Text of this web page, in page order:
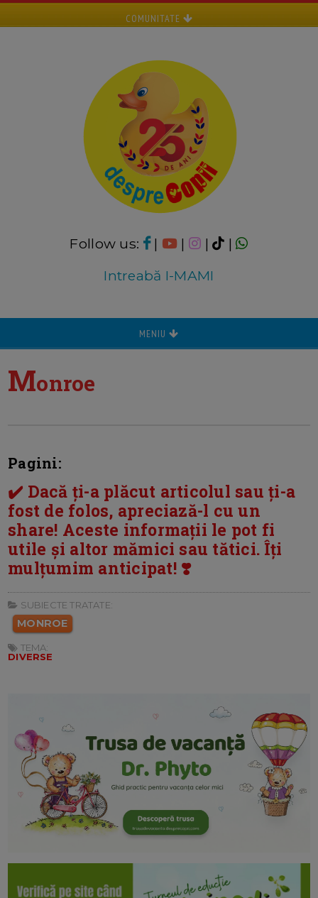
COMUNITATE
Follow us: | | |
|
Intreabă I-MAMI
MENIU
Monroe
Pagini:
✔️ Dacă ți-a plăcut articolul sau ți-a
fost de folos, apreciază-l cu un
share! Aceste informații le pot fi
utile și altor mămici sau tătici. Îți
mulțumim anticipat! ❣️
SUBIECTE TRATATE:
MONROE
TEMA:
DIVERSE